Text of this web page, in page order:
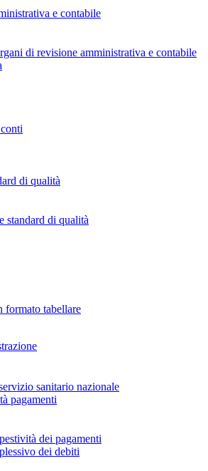
e contabile
di revisione amministrativa e contabile
di qualità
standard di qualità
formato tabellare
sanitario nazionale
pagamenti
dei pagamenti
dei debiti